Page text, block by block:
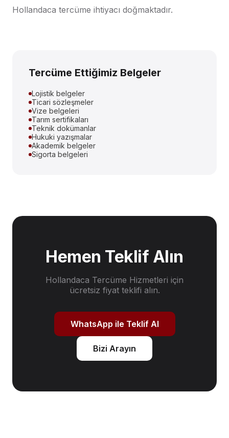
Hollandaca tercüme ihtiyacı doğmaktadır.
Tercüme Ettiğimiz Belgeler
Lojistik belgeler
Ticari sözleşmeler
Vize belgeleri
Tarım sertifikaları
Teknik dokümanlar
Hukuki yazışmalar
Akademik belgeler
Sigorta belgeleri
Hemen Teklif Alın
Hollandaca Tercüme Hizmetleri için
ücretsiz fiyat teklifi alın.
WhatsApp ile Teklif Al
Bizi Arayın